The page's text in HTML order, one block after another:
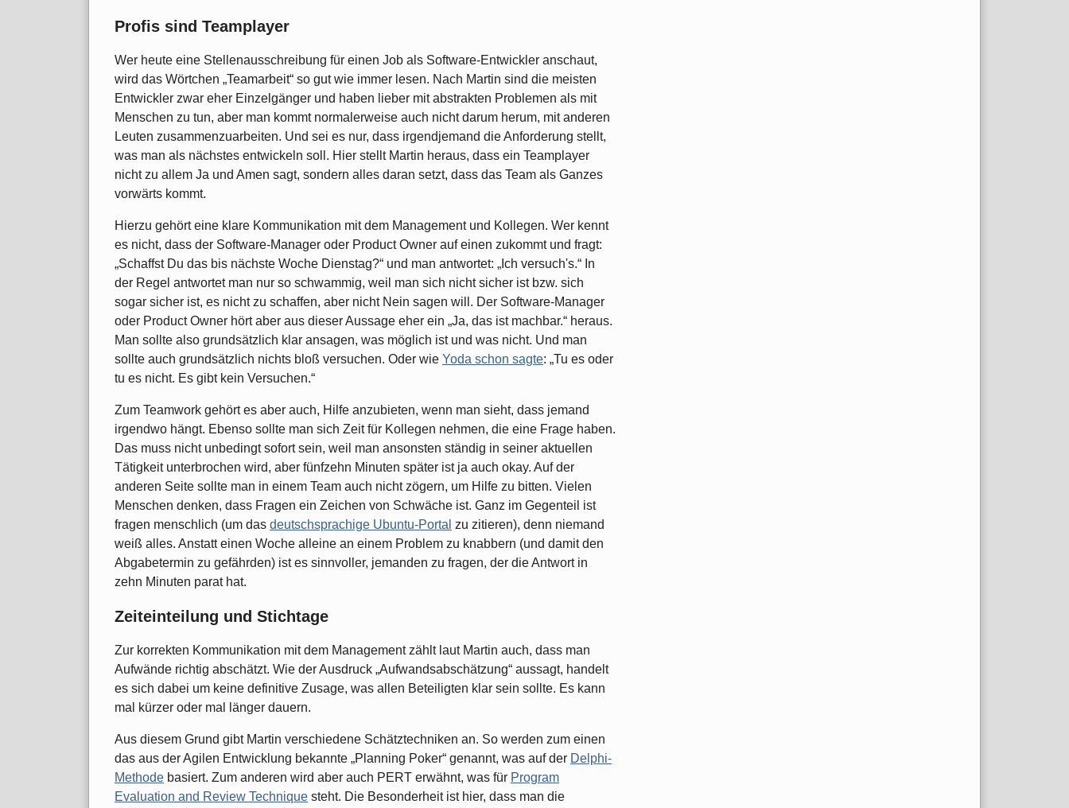
Profis sind Teamplayer
Wer heute eine Stellenausschreibung für einen Job als Software-Entwickler anschaut,
wird das Wörtchen „Teamarbeit“ so gut wie immer lesen. Nach Martin sind die meisten
Entwickler zwar eher Einzelgänger und haben lieber mit abstrakten Problemen als mit
Menschen zu tun, aber man kommt normalerweise auch nicht darum herum, mit anderen
Leuten zusammenzuarbeiten. Und sei es nur, dass irgendjemand die Anforderung stellt,
was man als nächstes entwickeln soll. Hier stellt Martin heraus, dass ein Teamplayer
nicht zu allem Ja und Amen sagt, sondern alles daran setzt, dass das Team als Ganzes
vorwärts kommt.
Hierzu gehört eine klare Kommunikation mit dem Management und Kollegen. Wer kennt
es nicht, dass der Software-Manager oder Product Owner auf einen zukommt und fragt:
„Schaffst Du das bis nächste Woche Dienstag?“ und man antwortet: „Ich versuch's.“ In
der Regel antwortet man nur so schwammig, weil man sich nicht sicher ist bzw. sich
sogar sicher ist, es nicht zu schaffen, aber nicht Nein sagen will. Der Software-Manager
oder Product Owner hört aber aus dieser Aussage eher ein „Ja, das ist machbar.“ heraus.
Man sollte also grundsätzlich klar ansagen, was möglich ist und was nicht. Und man
sollte auch grundsätzlich nichts bloß versuchen. Oder wie Yoda schon sagte: „Tu es oder
tu es nicht. Es gibt kein Versuchen.“
Zum Teamwork gehört es aber auch, Hilfe anzubieten, wenn man sieht, dass jemand
irgendwo hängt. Ebenso sollte man sich Zeit für Kollegen nehmen, die eine Frage haben.
Das muss nicht unbedingt sofort sein, weil man ansonsten ständig in seiner aktuellen
Tätigkeit unterbrochen wird, aber fünfzehn Minuten später ist ja auch okay. Auf der
anderen Seite sollte man in einem Team auch nicht zögern, um Hilfe zu bitten. Vielen
Menschen denken, dass Fragen ein Zeichen von Schwäche ist. Ganz im Gegenteil ist
fragen menschlich (um das deutschsprachige Ubuntu-Portal zu zitieren), denn niemand
weiß alles. Anstatt einen Woche alleine an einem Problem zu knabbern (und damit den
Abgabetermin zu gefährden) ist es sinnvoller, jemanden zu fragen, der die Antwort in
zehn Minuten parat hat.
Zeiteinteilung und Stichtage
Zur korrekten Kommunikation mit dem Management zählt laut Martin auch, dass man
Aufwände richtig abschätzt. Wie der Ausdruck „Aufwandsabschätzung“ aussagt, handelt
es sich dabei um keine definitive Zusage, was allen Beteiligten klar sein sollte. Es kann
mal kürzer oder mal länger dauern.
Aus diesem Grund gibt Martin verschiedene Schätztechniken an. So werden zum einen
das aus der Agilen Entwicklung bekannte „Planning Poker“ genannt, was auf der Delphi-
Methode basiert. Zum anderen wird aber auch PERT erwähnt, was für Program
Evaluation and Review Technique steht. Die Besonderheit ist hier, dass man die